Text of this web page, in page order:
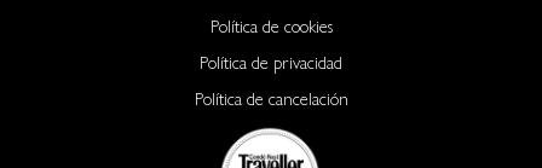
Política de cookies
Política de privacidad
Política de cancelación